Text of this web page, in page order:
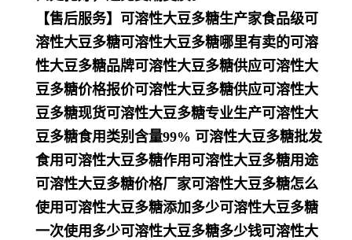
【售后服务】可溶性大豆多糖生产家食品级可
溶性大豆多糖可溶性大豆多糖哪里有卖的可溶
性大豆多糖品牌可溶性大豆多糖供应可溶性大
豆多糖价格报价可溶性大豆多糖供应可溶性大
豆多糖现货可溶性大豆多糖专业生产可溶性大
豆多糖食用类别含量99% 可溶性大豆多糖批发
食用可溶性大豆多糖作用可溶性大豆多糖用途
可溶性大豆多糖价格厂家可溶性大豆多糖怎么
使用可溶性大豆多糖添加多少可溶性大豆多糖
一次使用多少可溶性大豆多糖多少钱可溶性大